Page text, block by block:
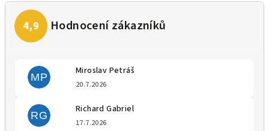
MP
Miroslav Petráš
20.7.2026
RG
Richard Gabriel
17.7.2026